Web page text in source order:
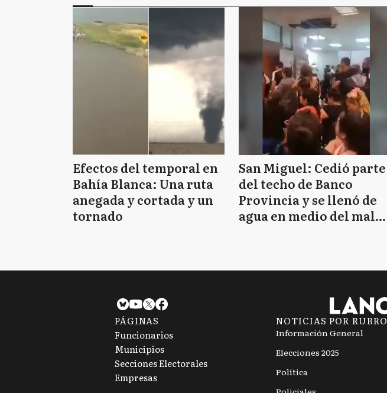
Efectos del temporal en
Bahía Blanca: Una ruta
anegada y cortada y un
tornado
San Miguel: Cedió parte
del techo de Banco
Provincia y se llenó de
agua en medio del mal
PÁGINAS
Funcionarios
Municipios
Secciones Electorales
Empresas
NOTICIAS POR RUBRO
Información General
Elecciones 2025
Política